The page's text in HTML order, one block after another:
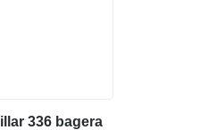
336 bagera